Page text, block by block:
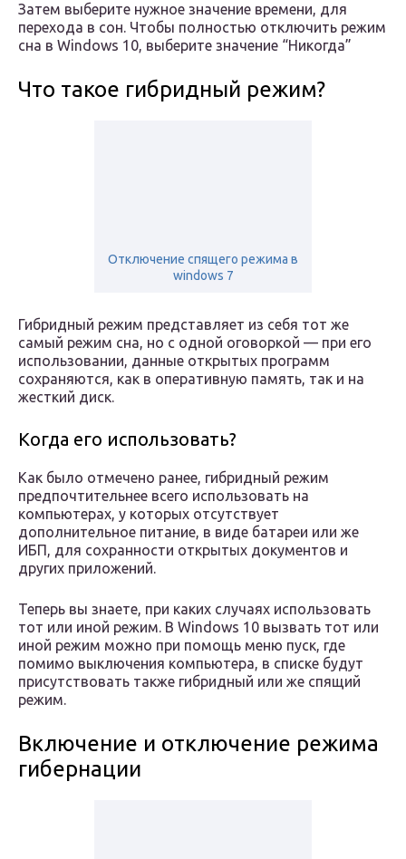
Затем выберите нужное значение времени, для
перехода в сон. Чтобы полностью отключить режим
сна в Windows 10, выберите значение “Никогда”
Что такое гибридный режим?
Отключение спящего режима в
windows 7
Гибридный режим представляет из себя тот же
самый режим сна, но с одной оговоркой — при его
использовании, данные открытых программ
сохраняются, как в оперативную память, так и на
жесткий диск.
Когда его использовать?
Как было отмечено ранее, гибридный режим
предпочтительнее всего использовать на
компьютерах, у которых отсутствует
дополнительное питание, в виде батареи или же
ИБП, для сохранности открытых документов и
других приложений.
Теперь вы знаете, при каких случаях использовать
тот или иной режим. В Windows 10 вызвать тот или
иной режим можно при помощь меню пуск, где
помимо выключения компьютера, в списке будут
присутствовать также гибридный или же спящий
режим.
Включение и отключение режима
гибернации